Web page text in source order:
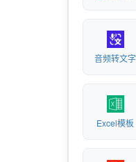
音频转文字
Excel模板